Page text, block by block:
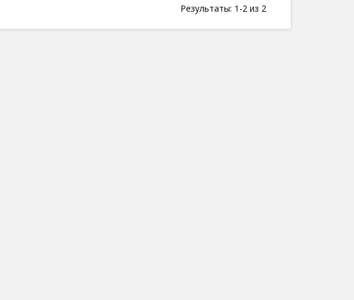
Результаты: 1-2 из 2